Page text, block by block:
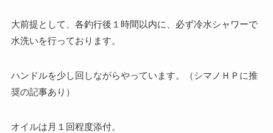
大前提として、各釣行後１時間以内に、必ず冷水シャワーで
水洗いを行っております。
ハンドルを少し回しながらやっています。（シマノＨＰに推
奨の記事あり）
オイルは月１回程度添付。